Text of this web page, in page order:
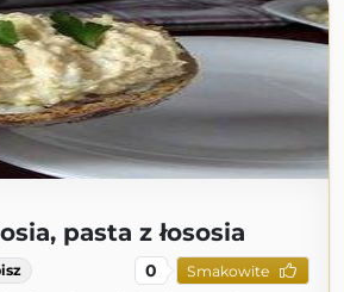
pasta z łososia
0 Smakowite